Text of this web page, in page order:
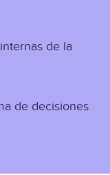
de la
de decisiones